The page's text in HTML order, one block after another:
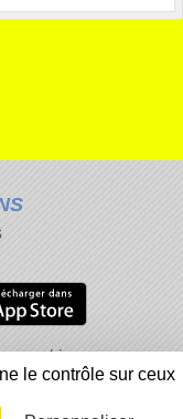
cookies
inapproprié
le contrôle sur ceux